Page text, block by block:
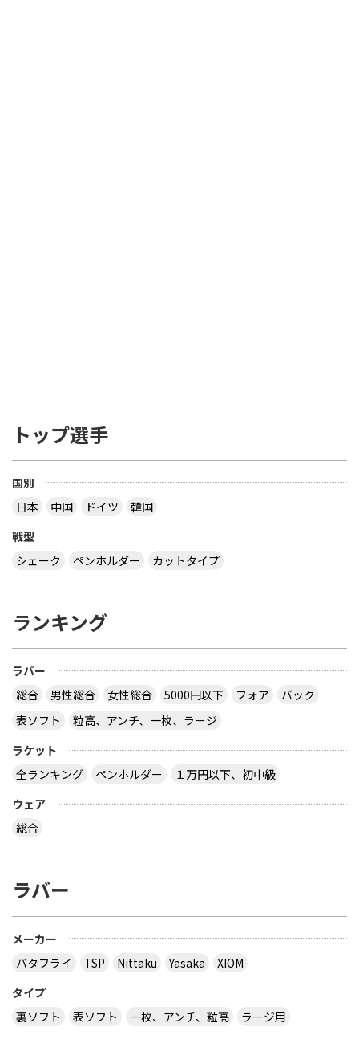
トップ選手
国別
日本
中国 ドイツ
韓国
戦型
シェーク
ペンホルダー カットタイプ
ランキング
ラバー
総合
男性総合 女性総合 5000円以下 フォア
バック
表ソフト
粒高、アンチ、一枚、ラージ
ラケット
全ランキング
ペンホルダー
１万円以下、初中級
ウェア
総合
ラバー
メーカー
バタフライ
TSP Nittaku Yasaka
XIOM
タイプ
裏ソフト
表ソフト 一枚、アンチ、粒高 ラージ用